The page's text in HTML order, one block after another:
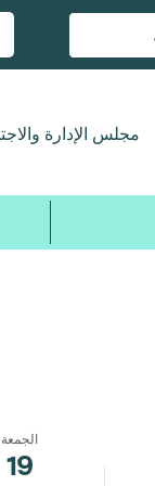
مجلس الإدارة
الجمعة
19
الجمعة،
سبتمبر